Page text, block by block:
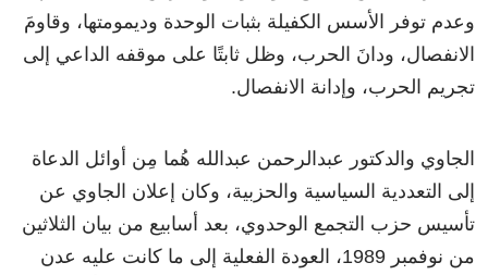
وعدم توفر الأسس الكفيلة بثبات الوحدة وديمومتها، وقاومَ
الانفصال، ودانَ الحرب، وظل ثابتًا على موقفه الداعي إلى
تجريم الحرب، وإدانة الانفصال.
الجاوي والدكتور عبدالرحمن عبدالله هُما مِن أوائل الدعاة
إلى التعددية السياسية والحزبية، وكان إعلان الجاوي عن
تأسيس حزب التجمع الوحدوي، بعد أسابيع من بيان الثلاثين
من نوفمبر 1989، العودة الفعلية إلى ما كانت عليه عدن